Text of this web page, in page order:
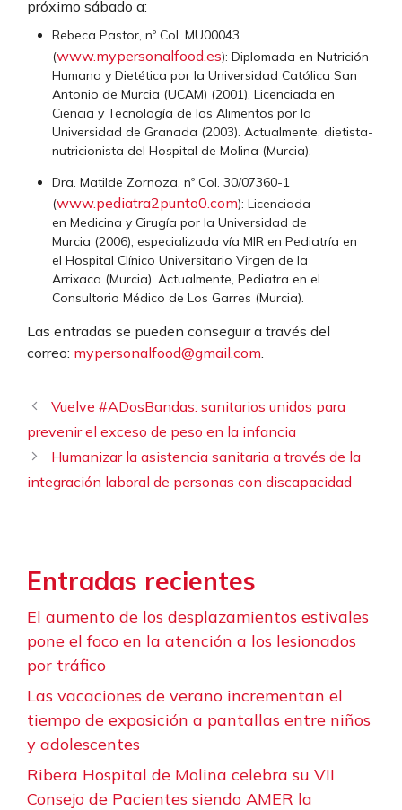
próximo sábado a:
Rebeca Pastor, nº Col. MU00043
(www.mypersonalfood.es): Diplomada en Nutrición
Humana y Dietética por la Universidad Católica San
Antonio de Murcia (UCAM) (2001). Licenciada en
Ciencia y Tecnología de los Alimentos por la
Universidad de Granada (2003). Actualmente, dietista-
nutricionista del Hospital de Molina (Murcia).
Dra. Matilde Zornoza, nº Col. 30/07360-1
(www.pediatra2punto0.com): Licenciada
en Medicina y Cirugía por la Universidad de
Murcia (2006), especializada vía MIR en Pediatría en
el Hospital Clínico Universitario Virgen de la
Arrixaca (Murcia). Actualmente, Pediatra en el
Consultorio Médico de Los Garres (Murcia).
Las entradas se pueden conseguir a través del
correo: mypersonalfood@gmail.com.
Vuelve #ADosBandas: sanitarios unidos para
prevenir el exceso de peso en la infancia
Humanizar la asistencia sanitaria a través de la
integración laboral de personas con discapacidad
Entradas recientes
El aumento de los desplazamientos estivales
pone el foco en la atención a los lesionados
por tráfico
Las vacaciones de verano incrementan el
tiempo de exposición a pantallas entre niños
y adolescentes
Ribera Hospital de Molina celebra su VII
Consejo de Pacientes siendo AMER la